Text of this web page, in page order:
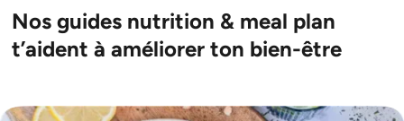
Nos guides nutrition & meal plan
t’aident à améliorer ton bien-être